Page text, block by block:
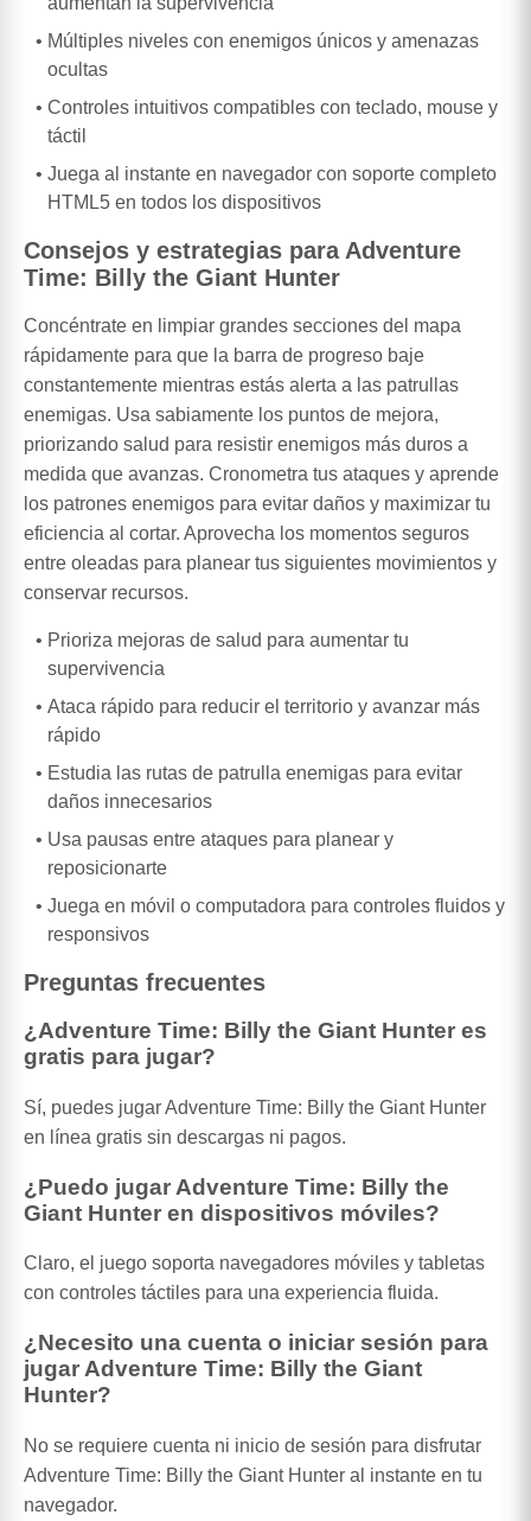
Múltiples niveles con enemigos únicos y amenazas
ocultas
Controles intuitivos compatibles con teclado, mouse y
táctil
Juega al instante en navegador con soporte completo
HTML5 en todos los dispositivos
Consejos y estrategias para Adventure
Time: Billy the Giant Hunter
Concéntrate en limpiar grandes secciones del mapa
rápidamente para que la barra de progreso baje
constantemente mientras estás alerta a las patrullas
enemigas. Usa sabiamente los puntos de mejora,
priorizando salud para resistir enemigos más duros a
medida que avanzas. Cronometra tus ataques y aprende
los patrones enemigos para evitar daños y maximizar tu
eficiencia al cortar. Aprovecha los momentos seguros
entre oleadas para planear tus siguientes movimientos y
conservar recursos.
Prioriza mejoras de salud para aumentar tu
supervivencia
Ataca rápido para reducir el territorio y avanzar más
rápido
Estudia las rutas de patrulla enemigas para evitar
daños innecesarios
Usa pausas entre ataques para planear y
reposicionarte
Juega en móvil o computadora para controles fluidos y
responsivos
Preguntas frecuentes
¿Adventure Time: Billy the Giant Hunter es
gratis para jugar?
Sí, puedes jugar Adventure Time: Billy the Giant Hunter
en línea gratis sin descargas ni pagos.
¿Puedo jugar Adventure Time: Billy the
Giant Hunter en dispositivos móviles?
Claro, el juego soporta navegadores móviles y tabletas
con controles táctiles para una experiencia fluida.
¿Necesito una cuenta o iniciar sesión para
jugar Adventure Time: Billy the Giant
Hunter?
No se requiere cuenta ni inicio de sesión para disfrutar
Adventure Time: Billy the Giant Hunter al instante en tu
navegador.